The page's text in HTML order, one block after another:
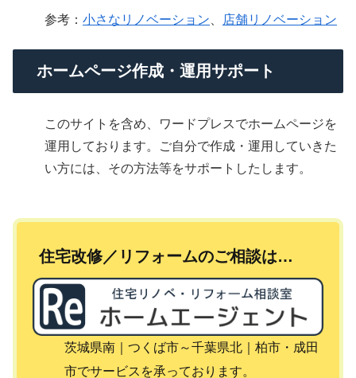
参考： 小さなリノベーション 店舗リノベーション
ホームページ作成・運用サポート
このサイトを含め、ワードプレスでホームページを
運用しております。ご自分で作成・運用していきた
い方には、その方法等をサポートしたします。
住宅改修／リフォームのご相談は…
茨城県南｜つくば市～千葉県北｜柏市・成田
市でサービスを承っております。